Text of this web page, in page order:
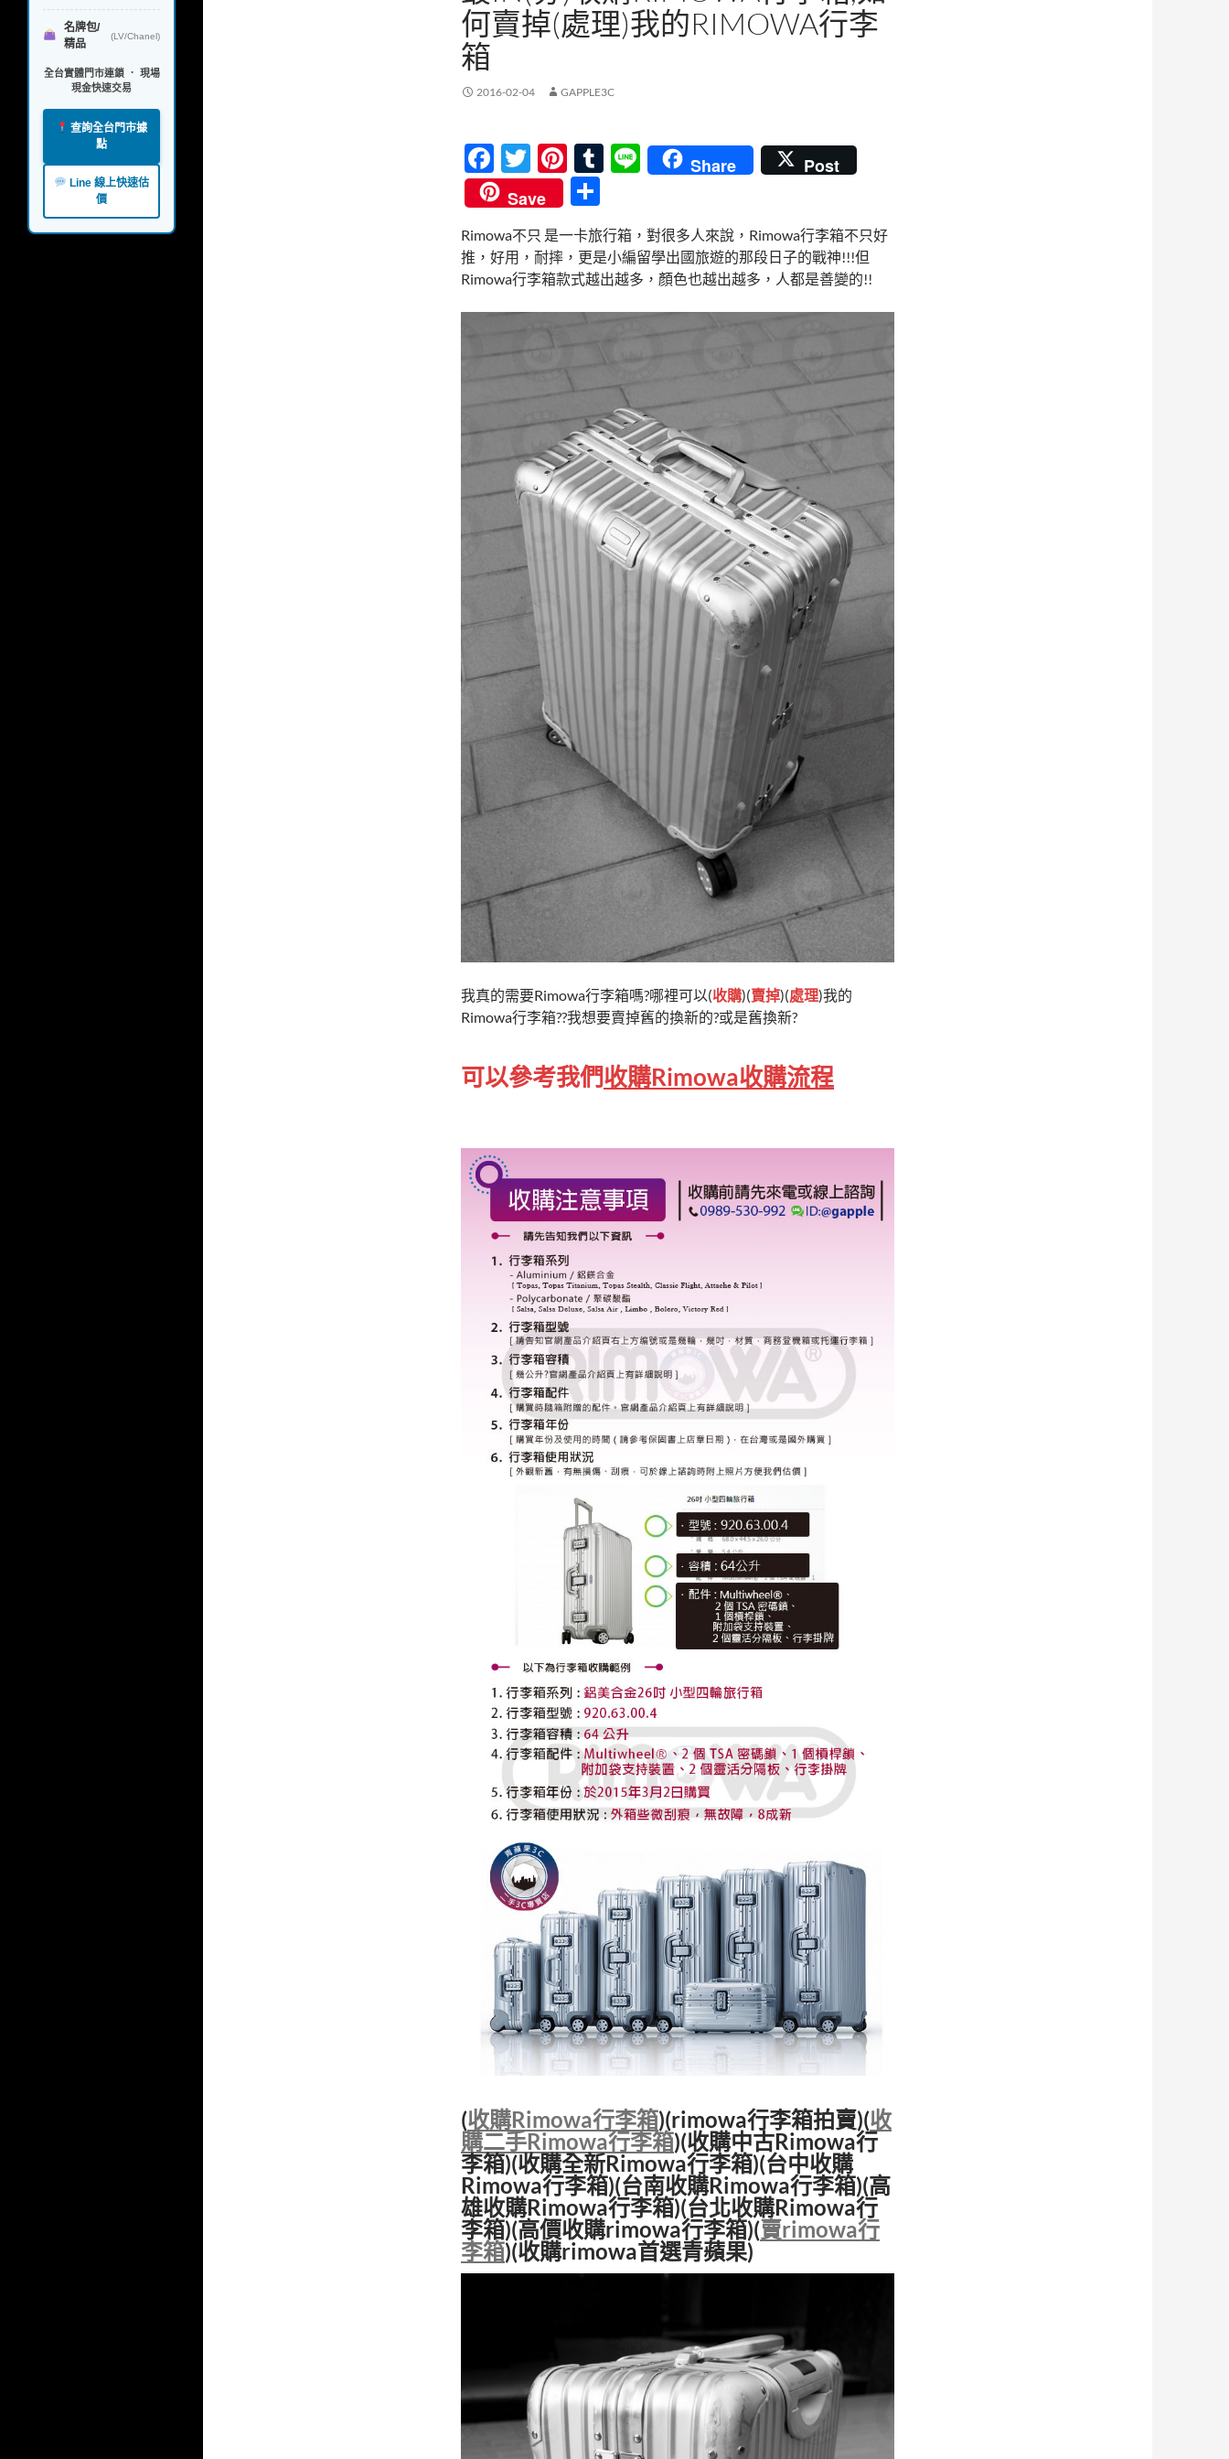
何賣掉(處理)我的RIMOWA行李
箱
2016-02-04 GAPPLE3C
F
ac
e
b
o
o
T
w
itt
er
Pi
nt
er
es
t
T
bl
r
Li
n
Share
Post
Save
享
Rimowa不只 是一卡旅行箱，對很多人來說，Rimowa行李箱不只好
推，好用，耐摔，更是小編留學出國旅遊的那段日子的戰神!!!但
Rimowa行李箱款式越出越多，顏色也越出越多，人都是善變的!!
我真的需要Rimowa行李箱嗎?哪裡可以(收購)(賣掉)(處理)我的
Rimowa行李箱??我想要賣掉舊的換新的?或是舊換新?
可以參考我們收購Rimowa收購流程
(收購Rimowa行李箱)(rimowa行李箱拍賣)(收
購二手Rimowa行李箱)(收購中古Rimowa行
李箱)(收購全新Rimowa行李箱)(台中收購
Rimowa行李箱)(台南收購Rimowa行李箱)(高
雄收購Rimowa行李箱)(台北收購Rimowa行
李箱)(高價收購rimowa行李箱)(賣rimowa行
李箱)(收購rimowa首選青蘋果)
名牌包/
精品
(LV/Chanel)
全台實體門市連鎖 ． 現場
現金快速交易
查詢全台門市據
點
Line 線上快速估
價